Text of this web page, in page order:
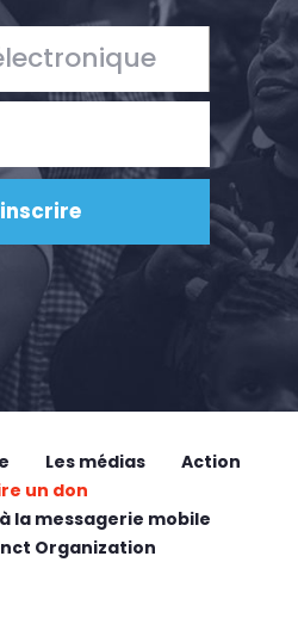
Les médias
Action
un don
la messagerie mobile
Organization